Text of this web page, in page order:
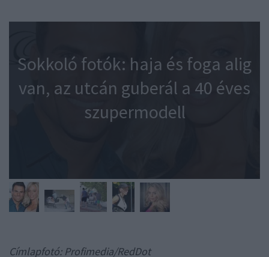
Sokkoló fotók: haja és foga alig
van, az utcán guberál a 40 éves
szupermodell
Címlapfotó: Profimedia/RedDot